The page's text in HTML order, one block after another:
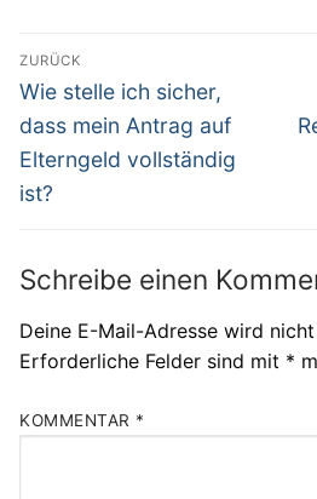
Beitragsnavigation
ZURÜCK
Vorheriger
Beitrag:
Wie stelle ich sicher,
dass mein Antrag auf
Elterngeld vollständig
ist?
Schreibe einen
Deine E-Mail-Adresse wird
Erforderliche Felder sind mit *
KOMMENTAR *